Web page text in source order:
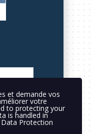
et demande vos
votre
to protecting your
is handled in
Protection